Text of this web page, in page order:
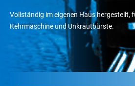
Vollständig im eigenen Haus hergestellt,
Kehrmaschine und Unkrautbürste.